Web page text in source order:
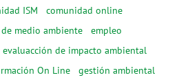
ISM
comunidad online
medio ambiente
empleo
evaluacción de impacto ambiental
On Line
gestión ambiental